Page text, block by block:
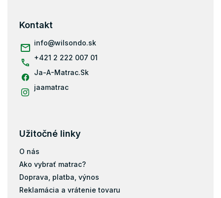
Kontakt
info@wilsondo.sk
+421 2 222 007 01
Ja-A-Matrac.Sk
jaamatrac
Užitočné linky
O nás
Ako vybrať matrac?
Doprava, platba, výnos
Reklamácia a vrátenie tovaru